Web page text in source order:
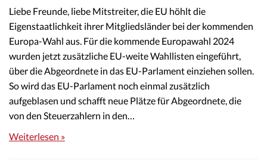
Liebe Freunde, liebe Mitstreiter, die EU höhlt die
Eigenstaatlichkeit ihrer Mitgliedsländer bei der kommenden
Europa-Wahl aus. Für die kommende Europawahl 2024
wurden jetzt zusätzliche EU-weite Wahllisten eingeführt,
über die Abgeordnete in das EU-Parlament einziehen sollen.
So wird das EU-Parlament noch einmal zusätzlich
aufgeblasen und schafft neue Plätze für Abgeordnete, die
von den Steuerzahlern in den…
Weiterlesen »